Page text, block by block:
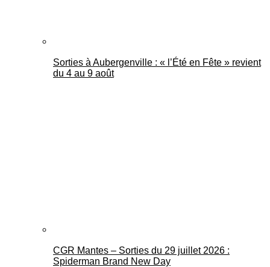
Sorties à Aubergenville : « l’Été en Fête » revient
du 4 au 9 août
CGR Mantes – Sorties du 29 juillet 2026 :
Spiderman Brand New Day